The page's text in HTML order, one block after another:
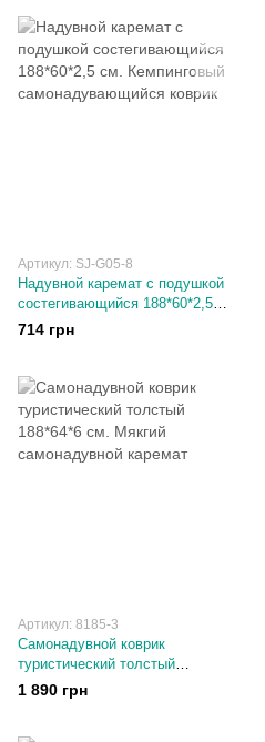
Артикул: SJ-G05-8
Надувной каремат с подушкой
состегивающийся 188*60*2,5
см. Кемпинговый
самонадувающийся коврик
714 грн
Артикул: 8185-3
Самонадувной коврик
туристический толстый
188*64*6 см. Мякгий
самонадувной каремат
1 890 грн